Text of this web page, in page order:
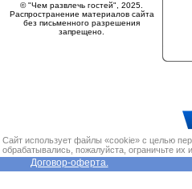
© "Чем развлечь гостей", 2025.
Распространение материалов сайта
без письменного разрешения
запрещено.
Сайт использует файлы «cookie» с целью
обрабатывались, пожалуйста, ограничьте их
Договор-оферта.